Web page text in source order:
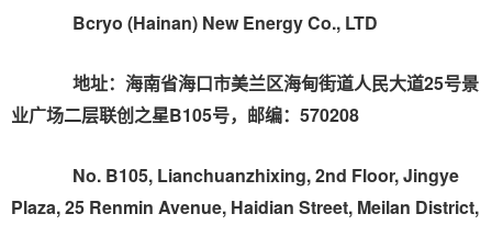
Bcryo (Hainan) New Energy Co., LTD
地址：海南省海口市美兰区海甸街道人民大道25号景
业广场二层联创之星B105号，邮编：570208
No. B105, Lianchuanzhixing, 2nd Floor, Jingye
Plaza, 25 Renmin Avenue, Haidian Street, Meilan District,